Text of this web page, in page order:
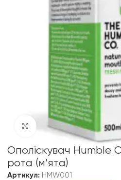
Click to enlarge
Ополіскувач Humble
рота (м’ята)
Артикул: HMW001